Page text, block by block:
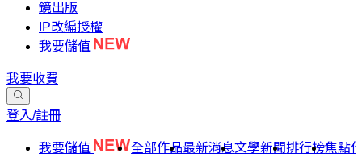
鏡出版
IP改編授權
我要儲值
我要收費
登入/註冊
我要儲值 全部作品最新消息文學新聞排行榜焦點